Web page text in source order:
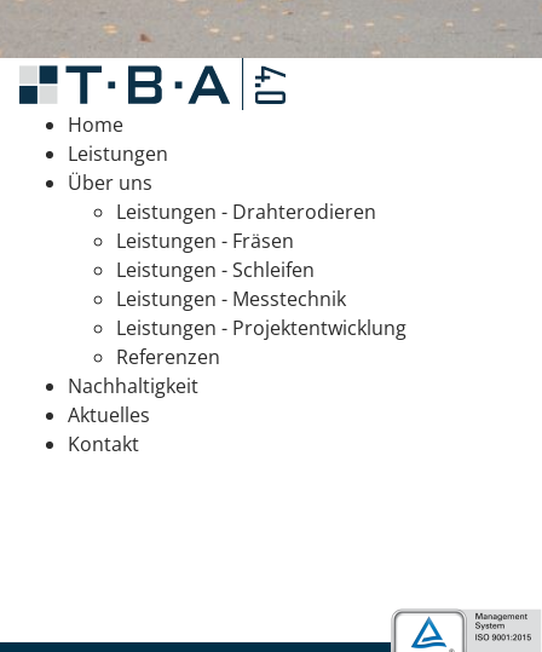
Home
Leistungen
Über uns
Leistungen - Drahterodieren
Leistungen - Fräsen
Leistungen - Schleifen
Leistungen - Messtechnik
Leistungen - Projektentwicklung
Referenzen
Nachhaltigkeit
Aktuelles
Kontakt